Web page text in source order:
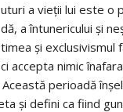
a vieții lui este o
a întunericului și
și exclusivismul
accepta nimic
perioadă
și defini ca fiind